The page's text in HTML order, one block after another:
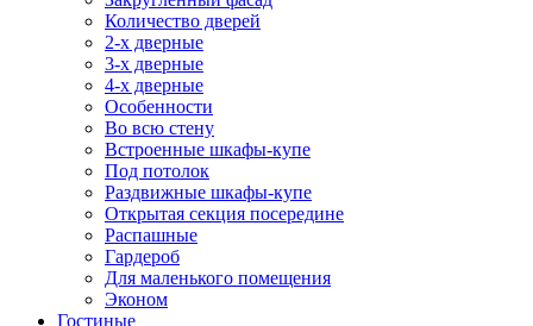
Количество дверей
2-х дверные
3-х дверные
4-х дверные
Особенности
Во всю стену
Встроенные шкафы-купе
Под потолок
Раздвижные шкафы-купе
Открытая секция посередине
Распашные
Гардероб
Для маленького помещения
Эконом
Гостиные